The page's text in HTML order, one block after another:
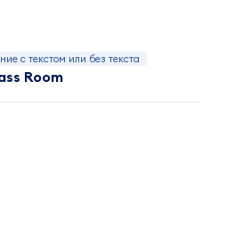
с текстом или без текста
Room